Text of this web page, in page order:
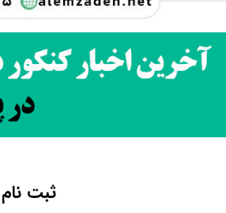
ثبت نام